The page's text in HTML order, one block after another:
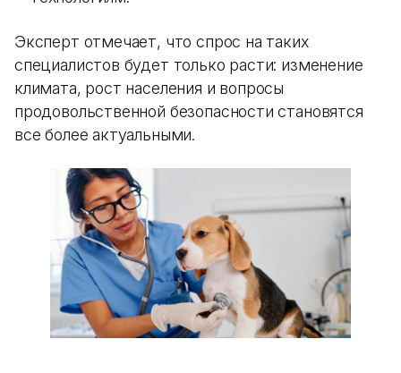
Эксперт отмечает, что спрос на таких
специалистов будет только расти: изменение
климата, рост населения и вопросы
продовольственной безопасности становятся
все более актуальными.